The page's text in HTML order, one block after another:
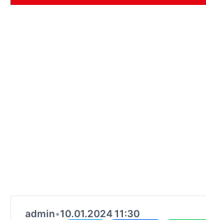
admin•10.01.2024 11:30